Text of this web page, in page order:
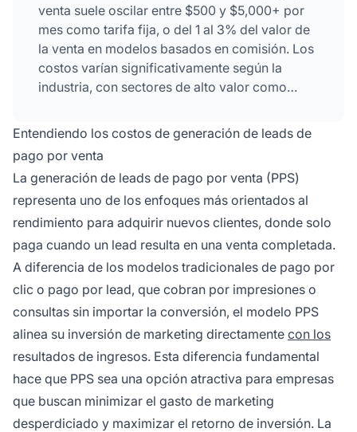
venta suele oscilar entre $500 y $5,000+ por
mes como tarifa fija, o del 1 al 3% del valor de
la venta en modelos basados en comisión. Los
costos varían significativamente según la
industria, con sectores de alto valor como
tarifas de $1,000+ por venta, mientras que el
comercio electrónico y sectores de menor
valor rondan los $50-$200 por lead.
Entendiendo los costos de generación de leads de
pago por venta
La generación de leads de pago por venta (PPS)
representa uno de los enfoques más orientados al
rendimiento para adquirir nuevos clientes, donde solo
paga cuando un lead resulta en una venta completada.
A diferencia de los modelos tradicionales de pago por
clic o pago por lead, que cobran por impresiones o
consultas sin importar la conversión, el modelo PPS
alinea su inversión de marketing directamente con los
resultados de ingresos. Esta diferencia fundamental
hace que PPS sea una opción atractiva para empresas
que buscan minimizar el gasto de marketing
desperdiciado y maximizar el retorno de inversión. La